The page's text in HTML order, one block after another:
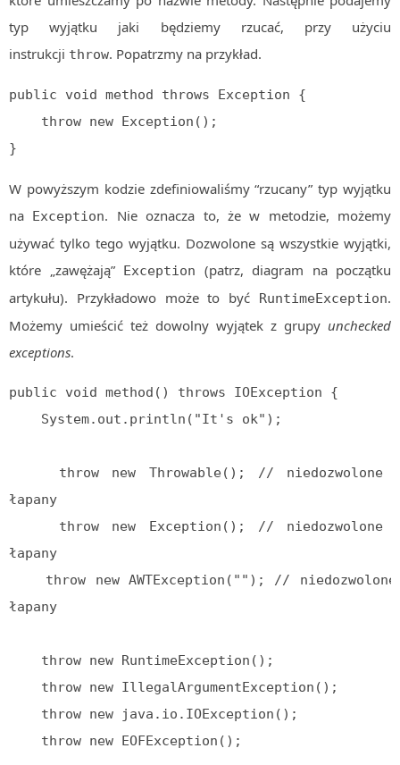
typ wyjątku jaki będziemy rzucać, przy użyciu
instrukcji throw. Popatrzmy na przykład.
public void method throws Exception {
}
W powyższym kodzie zdefiniowaliśmy “rzucany” typ wyjątku
na Exception. Nie oznacza to, że w metodzie, możemy
używać tylko tego wyjątku. Dozwolone są wszystkie wyjątki,
które „zawężają” Exception
(patrz, diagram na początku
artykułu). Przykładowo może to być
RuntimeException.
Możemy umieścić też dowolny wyjątek z grupy unchecked
exceptions.
public void method() throws IOException {
łapany
łapany
łapany